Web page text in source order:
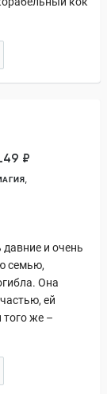
₽
и очень
семью,
Она
ей
же –